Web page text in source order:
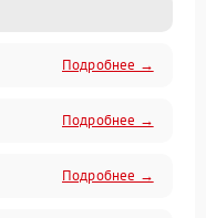
Подробнее →
Подробнее →
Подробнее →